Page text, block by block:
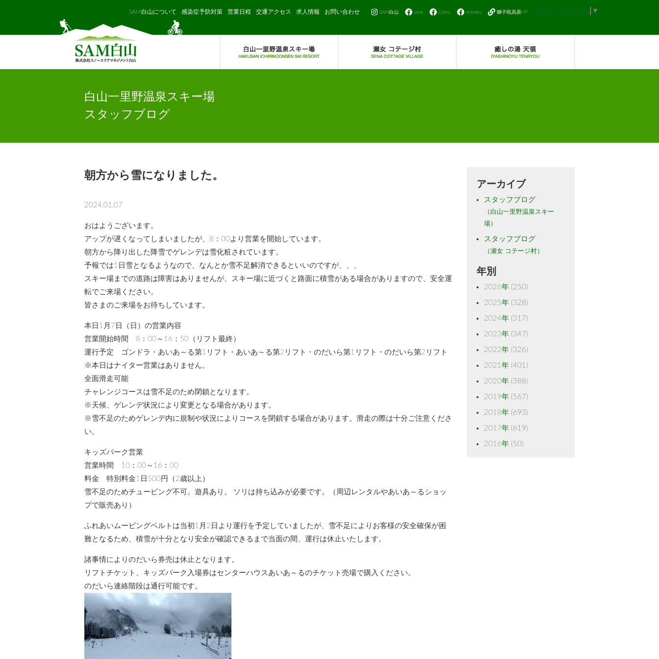
SAM白山 sena icirino shishiku 獅子吼高原HP
SAM白山について 感染症予防対策 営業日程 交通アクセス 求人情報 お問い合わせ Select Language ▼
白山一里野温泉スキー場
スタッフブログ
朝方から雪になりました。
2024.01.07
おはようございます。
アップが遅くなってしまいましたが、8：00より営業を開始しています。
朝方から降り出した降雪でゲレンデは雪化粧されています。
予報では1日雪となるようなので、なんとか雪不足解消できるといいのですが、、、
スキー場までの道路は障害はありませんが、スキー場に近づくと路面に積雪がある場合がありますので、安全運
転でご来場ください。
皆さまのご来場をお待ちしています。
本日1月7日（日）の営業内容
営業開始時間 8：00～16：50（リフト最終）
運行予定 ゴンドラ・あいあ～る第1リフト・あいあ～る第2リフト・のだいら第1リフト・のだいら第2リフト
※本日はナイター営業はありません。
全面滑走可能
チャレンジコースは雪不足のため閉鎖となります。
※天候、ゲレンデ状況により変更となる場合があります。
※雪不足のためゲレンデ内に規制や状況によりコースを閉鎖する場合があります。滑走の際は十分ご注意くださ
い。
キッズパーク営業
営業時間 10：00～16：00
料金 特別料金1日500円（2歳以上）
雪不足のためチュービング不可。遊具あり。 ソリは持ち込みが必要です。（周辺レンタルやあいあ～るショッ
プで販売あり）
ふれあいムービングベルトは当初1月2日より運行を予定していましたが、雪不足によりお客様の安全確保が困
難となるため、積雪が十分となり安全が確認できるまで当面の間、運行は休止いたします。
諸事情によりのだいら券売は休止となります。
リフトチケット、キッズパーク入場券はセンターハウスあいあ～るのチケット売場で購入ください。
のだいら連絡階段は通行可能です。
アーカイブ
スタッフブログ
（白山一里野温泉スキー
場）
スタッフブログ
（瀬女 コテージ村）
年別
2026年 (250)
2025年 (328)
2024年 (317)
2023年 (347)
2022年 (326)
2021年 (401)
2020年 (388)
2019年 (567)
2018年 (693)
2017年 (619)
2016年 (50)